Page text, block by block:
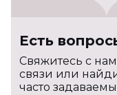
Есть
Cвяжитесь с
связи или
часто